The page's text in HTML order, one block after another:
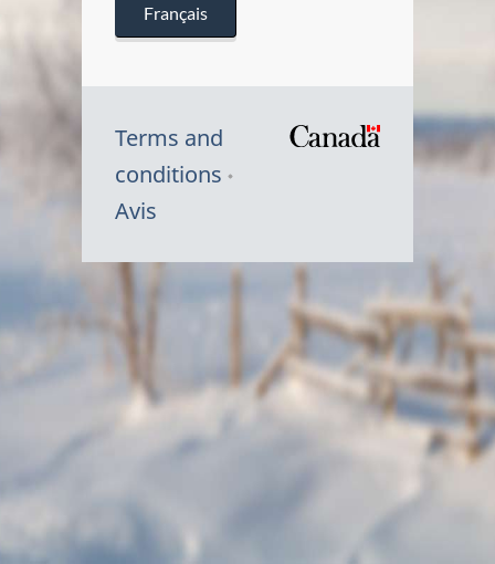
Français
Terms and
conditions
Avis
Symbole
Canada